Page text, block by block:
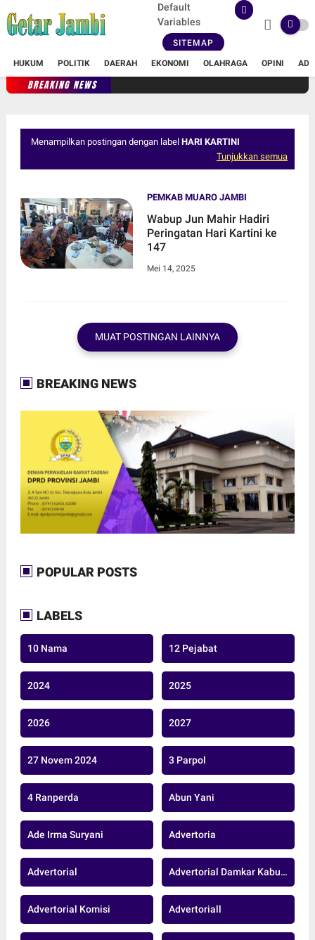
Default
Variables
SITEMAP
HUKUM POLITIK DAERAH EKONOMI OLAHRAGA OPINI
BREAKING NEWS
Menampilkan postingan dengan label HARI KARTINI
Tunjukkan semua
PEMKAB MUARO JAMBI
Wabup Jun Mahir Hadiri
Peringatan Hari Kartini ke
147
Mei 14, 2025
MUAT POSTINGAN LAINNYA
BREAKING NEWS
POPULAR POSTS
LABELS
10 Nama 12 Pejabat
2024 2025
2026 2027
27 Novem 2024 3 Parpol
4 Ranperda Abun Yani
Ade Irma Suryani Advertoria
Advertorial Advertorial Damkar Kabupaten Muaro Jambi
Advertorial Komisi Advertoriall